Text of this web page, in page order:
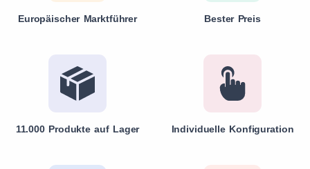
Europäischer Marktführer Bester Preis
11.000 Produkte auf Lager Individuelle Konfiguration